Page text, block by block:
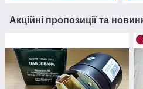
Акційні пропозиції та